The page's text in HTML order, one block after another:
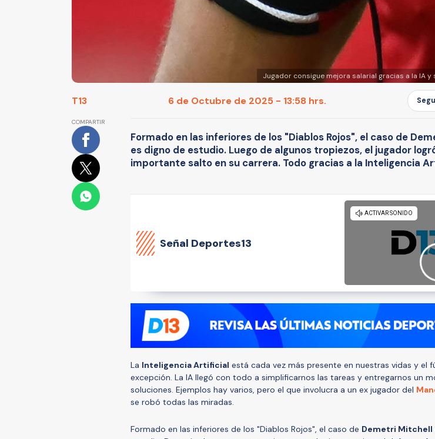
Jugador consigue mejora salarial gracias a la IA y
T13 6 de Octubre de 2025 - 13:58 hrs.
COMPARTIR
Formado en las inferiores de los "Diablos Rojos", el caso de
es digno de estudio. Luego de algunos tropiezos, el jugador
importante salto en su carrera. Todo gracias a la Inteligencia
Señal Deportes13
La Inteligencia Artificial está cada vez más presente en nuestras vidas y el
excepción. La IA llegó con todo a simplificarnos las tareas y entregarnos un
soluciones. Ejemplos hay varios, pero el que involucra a un ex jugador del
se robó todas las miradas.
Formado en las inferiores de los "Diablos Rojos", el caso de Demetri Mitchell